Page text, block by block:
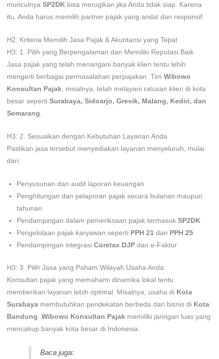
munculnya SP2DKbisa merugikan jika Anda tidak siap. Karena
itu, Anda harus memilih partner pajak yang andal dan responsif.
H2: Kriteria Memilih Jasa Pajak & Akuntansi yang Tepat
H3: 1. Pilih yang Berpengalaman dan Memiliki Reputasi Baik
Jasa pajak yang telah menangani banyak klien tentu lebih
mengerti berbagai permasalahan perpajakan. Tim Wibowo
Konsultan Pajak, misalnya, telah melayani ratusan klien di kota
besar seperti Surabaya, Sidoarjo, Gresik, Malang, Kediri, dan
Semarang.
H3: 2. Sesuaikan dengan Kebutuhan Layanan Anda
Pastikan jasa tersebut menyediakan layanan menyeluruh, mulai
dari:
Penyusunan dan audit laporan keuangan
Penghitungan dan pelaporan pajak secara bulanan maupun
tahunan
Pendampingan dalam pemeriksaan pajak termasuk SP2DK
Pengelolaan pajak karyawan seperti PPH 21dan PPH 25
Pendampingan integrasi Coretax DJPdan e-Faktur
H3: 3. Pilih Jasa yang Paham Wilayah Usaha Anda
Konsultan pajak yang memahami dinamika lokal tentu
memberikan layanan lebih optimal. Misalnya, usaha di Kota
Surabayamembutuhkan pendekatan berbeda dari bisnis di Kota
Bandung Wibowo Konsultan Pajakmemiliki jaringan luas yang
mencakup banyak kota besar di Indonesia.
Baca juga: